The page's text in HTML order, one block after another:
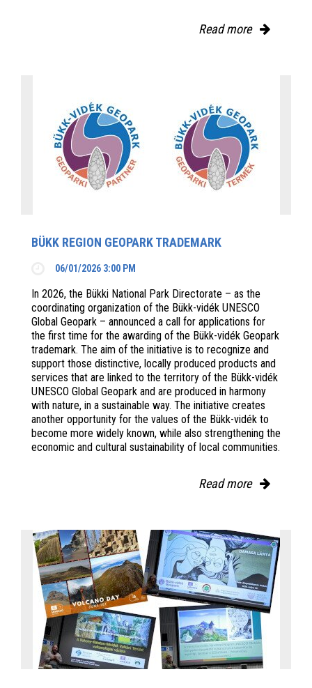
Read more
BÜKK REGION GEOPARK TRADEMARK
06/01/2026 3:00 PM
In 2026, the Bükki National Park Directorate – as the
coordinating organization of the Bükk-vidék UNESCO
Global Geopark – announced a call for applications for
the first time for the awarding of the Bükk-vidék Geopark
trademark. The aim of the initiative is to recognize and
support those distinctive, locally produced products and
services that are linked to the territory of the Bükk-vidék
UNESCO Global Geopark and are produced in harmony
with nature, in a sustainable way. The initiative creates
another opportunity for the values of the Bükk-vidék to
become more widely known, while also strengthening the
economic and cultural sustainability of local communities.
Read more